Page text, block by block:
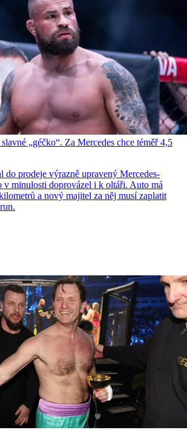
„géčko“. Za Mercedes chce téměř 4,5
do prodeje výrazně upravený Mercedes-
minulosti doprovázel i k oltáři. Auto má
a nový majitel za něj musí zaplatit